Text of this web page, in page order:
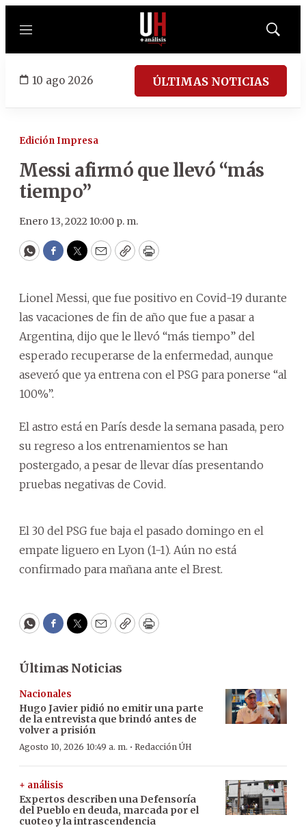
Menú
Mostrar
10 ago 2026 ÚLTIMAS NOTICIAS
Edición Impresa
Messi afirmó que llevó “más
tiempo”
Enero 13, 2022 10:00 p. m.
WhatsApp
Facebook
Twitter
EmailCopyPrint
Lionel Messi, que fue positivo en Covid-19 durante
las vacaciones de fin de año que fue a pasar a
Argentina, dijo que le llevó “más tiempo” del
esperado recuperarse de la enfermedad, aunque
aseveró que ya entrena con el PSG para ponerse “al
100%”.
El astro está en París desde la semana pasada, pero
su regreso a los entrenamientos se han
postergado, a pesar de llevar días presentando
pruebas negativas de Covid.
El 30 del PSG fue baja el pasado domingo en el
empate liguero en Lyon (1-1). Aún no está
confirmado para mañana ante el Brest.
WhatsApp
Facebook
Twitter
EmailCopyPrint
Últimas Noticias
Nacionales
Hugo Javier pidió no emitir una parte
de la entrevista que brindó antes de
volver a prisión
Agosto 10, 2026 10:49 a. m. · Redacción ÚH
+ análisis
Expertos describen una Defensoría
del Pueblo en deuda, marcada por el
cuoteo y la intrascendencia